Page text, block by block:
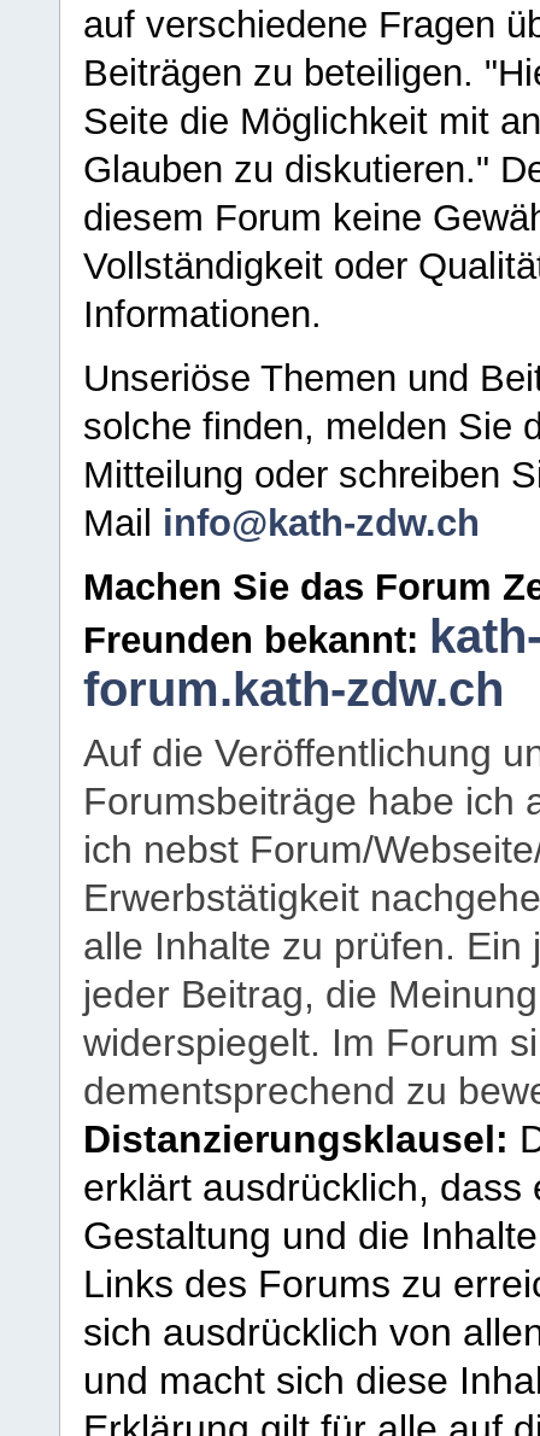
auf verschiedene Fragen
Beiträgen zu beteiligen.
Seite die Möglichkeit mit
Glauben zu diskutieren."
diesem Forum keine
Vollständigkeit oder
Informationen.
Unseriöse Themen und
solche finden, melden Sie
Mitteilung oder schreiben
Mail info@kath-zdw.ch
Machen Sie das Forum
Freunden bekannt:
forum.kath-zdw.ch
Auf die Veröffentlichung
Forumsbeiträge habe ich
ich nebst Forum/
Erwerbstätigkeit
alle Inhalte zu prüfen.
jeder Beitrag, die
widerspiegelt. Im Forum
dementsprechend zu
Distanzierungsklausel:
erklärt ausdrücklich,
Gestaltung und die
Links des Forums zu
sich ausdrücklich von
und macht sich diese